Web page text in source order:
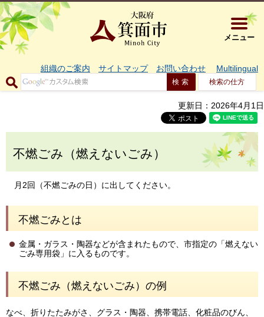
大阪府箕
メニュー
組織のご案内 サイトマップ お問い合わせ Multilingual
検索の仕方
更新日：2026年4月1日
不燃ごみ（燃えないごみ）
月2回（不燃ごみの日）に出してください。
不燃ごみとは
金属・ガラス・陶器などが含まれたもので、市指定の「燃えない
ごみ専用袋」に入るものです。
不燃ごみ（燃えないごみ）の例
なべ、折りたたみがさ、グラス・陶器、携帯電話、化粧品のびん、